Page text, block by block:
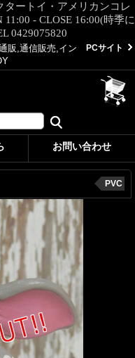
ートイ・アメリカンコレ
- CLOSE 16:00(時季に
0429075820
販,通信販売,イン
PCサイト
お問い合わせ
PVC